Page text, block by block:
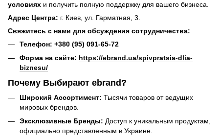
условиях и получить полную поддержку для вашего бизнеса.
Адрес Центра: г. Киев, ул. Гарматная, 3.
Свяжитесь с нами для обсуждения сотрудничества:
Телефон: +380 (95) 091-65-72
Форма на сайте: https://ebrand.ua/spivpratsia-dlia-
biznesu/
Почему Выбирают ebrand?
Широкий Ассортимент: Тысячи товаров от ведущих
мировых брендов.
Эксклюзивные Бренды: Доступ к уникальным продуктам,
официально представленным в Украине.